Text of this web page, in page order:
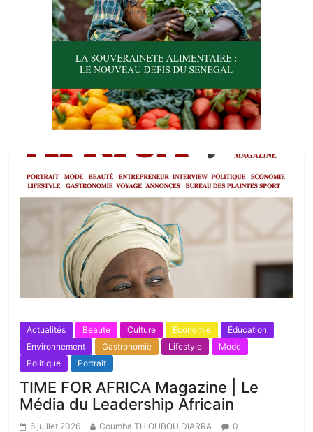
Actualités Beaute Culture Economie
Éducation
Environnement
Gastronomie Lifestyle
Mode
Politique
Portrait
TIME FOR AFRICA Magazine | Le
Média du Leadership Africain
6 juillet 2026 Coumba THIOUBOU DIARRA 0